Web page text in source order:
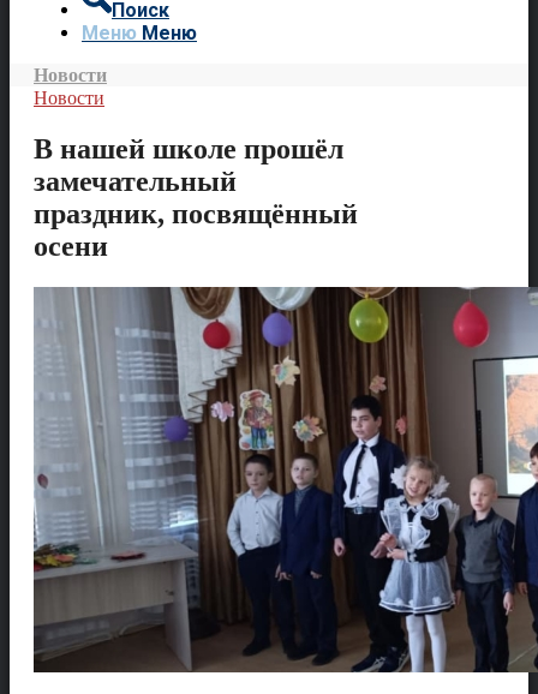
Поиск
Меню Меню
Новости
Новости
В нашей школе прошёл
замечательный
праздник, посвящённый
осени